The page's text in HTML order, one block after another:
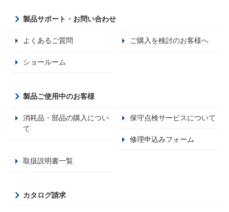
製品サポート・お問い合わせ
よくあるご質問 ご購入を検討のお客様へ
ショールーム
製品ご使用中のお客様
消耗品・部品の購入につい
て
保守点検サービスについて
修理申込みフォーム
取扱説明書一覧
カタログ請求